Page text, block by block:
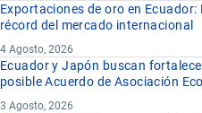
Exportaciones de oro en
récord del mercado internacional
4 Agosto, 2026
Ecuador y Japón buscan
posible Acuerdo de Asociación
3 Agosto, 2026